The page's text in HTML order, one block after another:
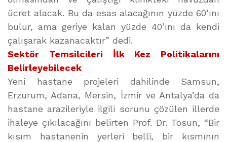
ücret alacak. Bu da esas alacağının yüzde 60’ını
bulur, ama geriye kalan yüzde 40’ını da kendi
çalışarak kazanacaktır” dedi.
Sektör Temsilcileri İlk Kez Politikalarını
Belirleyebilecek
Yeni hastane projeleri dahilinde Samsun,
Erzurum, Adana, Mersin, İzmir ve Antalya’da da
hastane arazileriyle ilgili sorunu çözülen illerde
ihaleye çıkılacağını belirten Prof. Dr. Tosun, “Bir
kısım hastanenin yerleri belli, bir kısmının